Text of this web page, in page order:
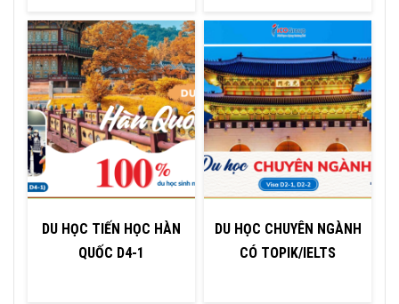
DU HỌC TIẾN HỌC HÀN
QUỐC D4-1
DU HỌC CHUYÊN NGÀNH
CÓ TOPIK/IELTS